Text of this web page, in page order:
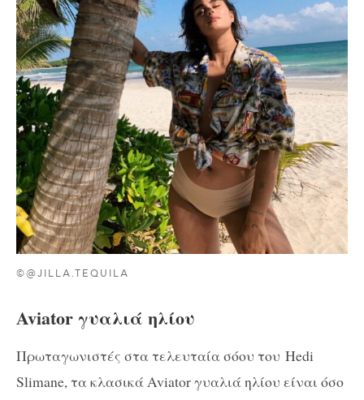
©@JILLA.TEQUILA
Aviator γυαλιά ηλίου
Πρωταγωνιστές στα τελευταία σόου του Hedi
Slimane, τα κλασικά Aviator γυαλιά ηλίου είναι όσο